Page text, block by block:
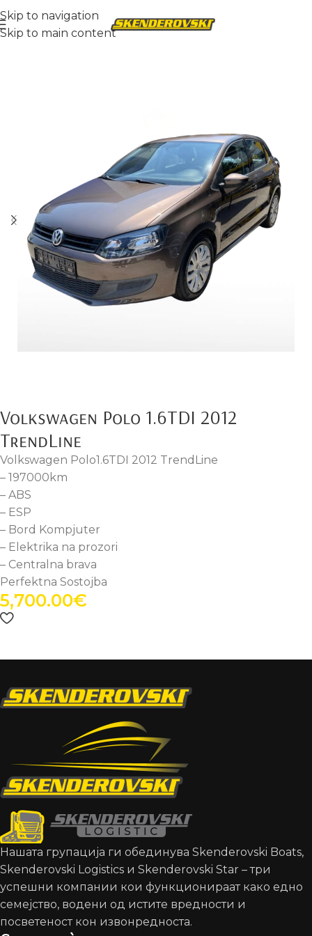
Skip to navigation
Skip to main content
Volkswagen Polo 1.6TDI 2012
TrendLine
Volkswagen Polo1.6TDI 2012 TrendLine
– 197000km
– ABS
– ESP
– Bord Kompjuter
– Elektrika na prozori
– Centralna brava
Perfektna Sostojba
5,700.00€
Нашата групација ги обединува Skenderovski Boats,
Skenderovski Logistics и Skenderovski Star – три
успешни компании кои функционираат како едно
семејство, водени од истите вредности и
посветеност кон извонредноста.